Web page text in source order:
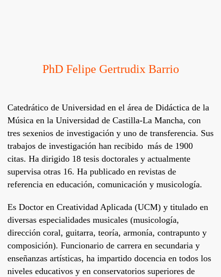
PhD Felipe Gertrudix Barrio
Catedrático de Universidad en el área de Didáctica de la
Música en la Universidad de Castilla-La Mancha, con
tres sexenios de investigación y uno de transferencia. Sus
trabajos de investigación han recibido más de 1900
citas. Ha dirigido 18 tesis doctorales y actualmente
supervisa otras 16. Ha publicado en revistas de
referencia en educación, comunicación y musicología.
Es Doctor en Creatividad Aplicada (UCM) y titulado en
diversas especialidades musicales (musicología,
dirección coral, guitarra, teoría, armonía, contrapunto y
composición). Funcionario de carrera en secundaria y
enseñanzas artísticas, ha impartido docencia en todos los
niveles educativos y en conservatorios superiores de